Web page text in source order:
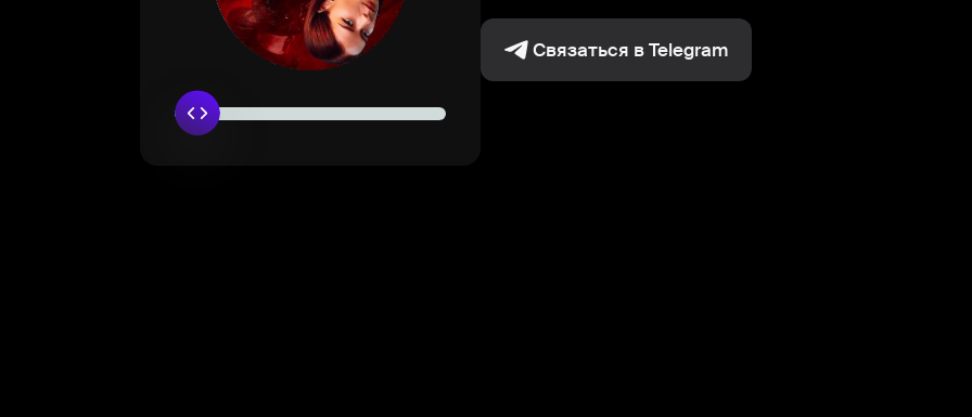
Связаться в Telegram